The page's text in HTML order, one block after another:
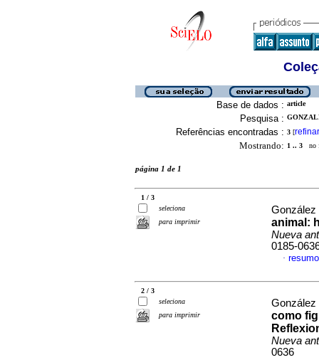
Base de dados : article
Pesquisa :
Referências encontradas : 3 [refinar
Mostrando: 1 .. 3 no
página 1 de 1
1 / 3
seleciona
para imprimir
González
animal:
Nueva
0185-
·
2 / 3
seleciona
para imprimir
González
como
Nueva
0636